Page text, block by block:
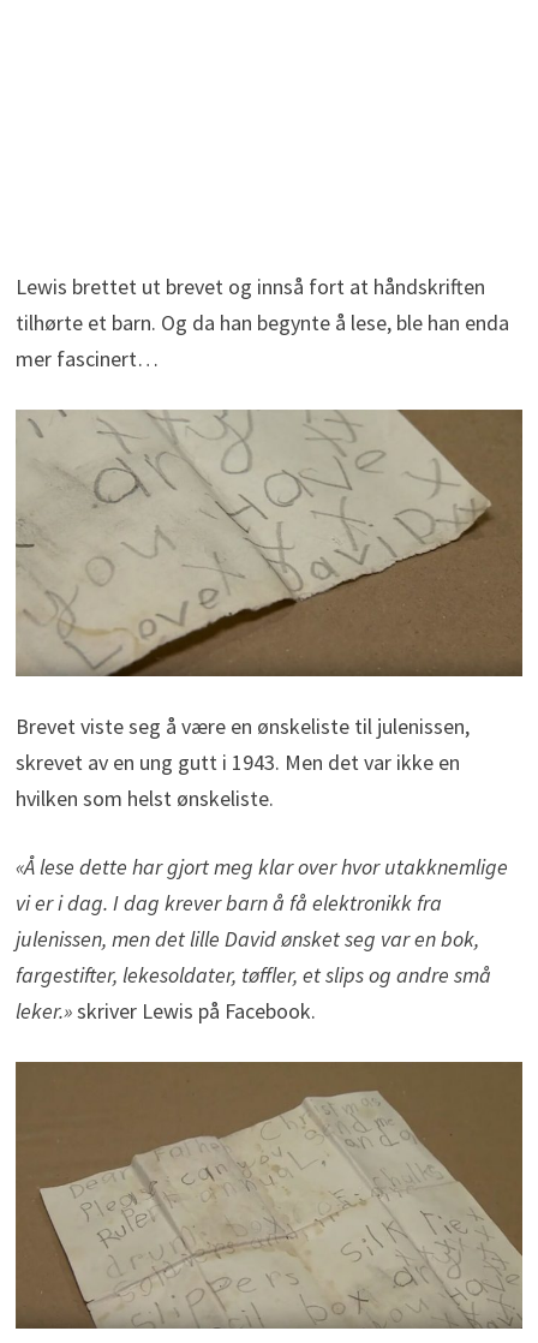
Lewis brettet ut brevet og innså fort at håndskriften
tilhørte et barn. Og da han begynte å lese, ble han enda
mer fascinert…
Brevet viste seg å være en ønskeliste til julenissen,
skrevet av en ung gutt i 1943. Men det var ikke en
hvilken som helst ønskeliste.
«Å lese dette har gjort meg klar over hvor utakknemlige
vi er i dag. I dag krever barn å få elektronikk fra
julenissen, men det lille David ønsket seg var en bok,
fargestifter, lekesoldater, tøffler, et slips og andre små
leker.»skriver Lewis på Facebook.